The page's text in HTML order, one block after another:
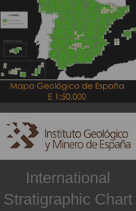
International
Stratigraphic Chart